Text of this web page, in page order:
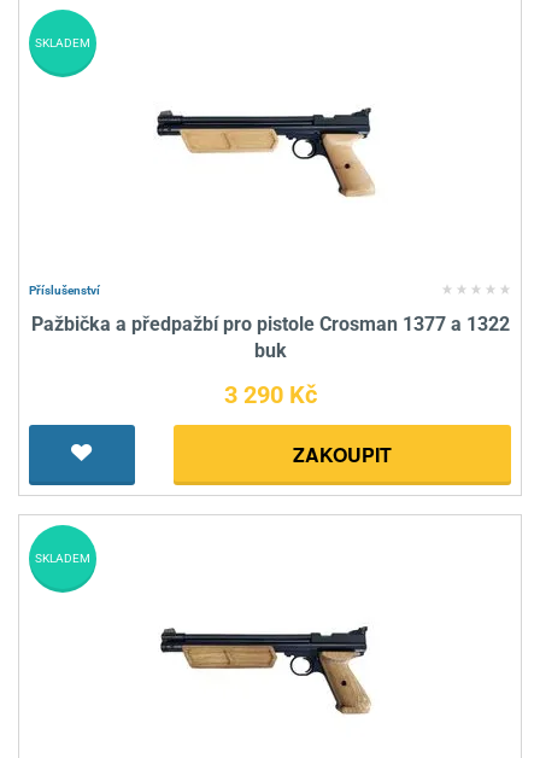
Příslušenství
Pažbička a předpažbí pro pistole Crosman 1377 a 1322
buk
3 290 Kč
ZAKOUPIT
SKLADEM
SKLADEM